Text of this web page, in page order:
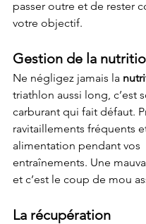
passer outre et de rester
votre objectif.
Gestion de la
Ne négligez jamais la
triathlon aussi long, c’est
carburant qui fait défaut.
ravitaillements fréquents
alimentation pendant vos
entraînements. Une
et c’est le coup de mou
La récupération